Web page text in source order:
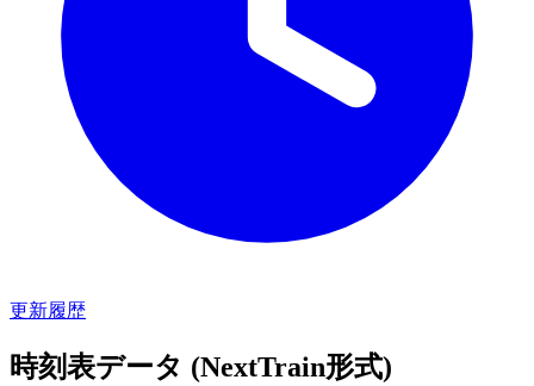
更新履歴
時刻表データ (NextTrain形式)